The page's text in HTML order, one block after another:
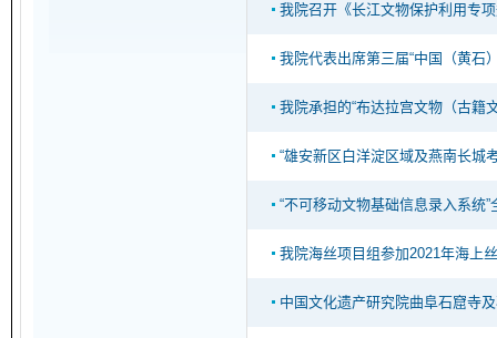
我院召开《长江文物保护利用专
我院代表出席第三届“中国（黄石
我院承担的“布达拉宫文物（古籍
“雄安新区白洋淀区域及燕南长城
“不可移动文物基础信息录入系统
我院海丝项目组参加2021年海上
中国文化遗产研究院曲阜石窟寺